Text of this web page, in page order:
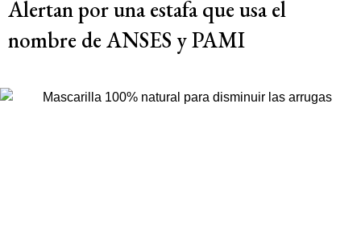
Alertan por una estafa que usa el
nombre de ANSES y PAMI